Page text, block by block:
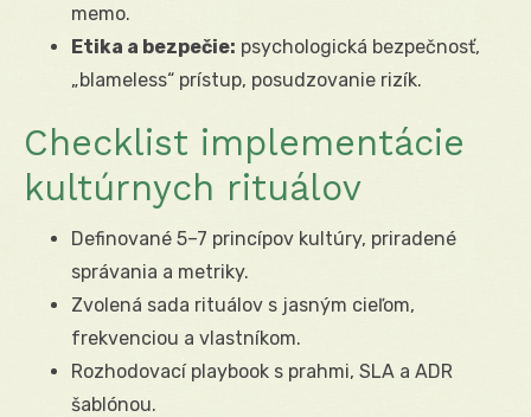
memo.
Etika a bezpečie: psychologická bezpečnosť,
„blameless“ prístup, posudzovanie rizík.
Checklist implementácie
kultúrnych rituálov
Definované 5–7 princípov kultúry, priradené
správania a metriky.
Zvolená sada rituálov s jasným cieľom,
frekvenciou a vlastníkom.
Rozhodovací playbook s prahmi, SLA a ADR
šablónou.